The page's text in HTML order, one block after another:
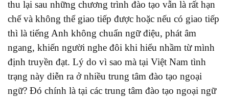
thu lại sau những chương trình đào tạo vẫn là rất hạn
chế và không thể giao tiếp được hoặc nếu có giao tiếp
thì là tiếng Anh không chuẩn ngữ điệu, phát âm
ngang, khiến người nghe đôi khi hiểu nhầm từ mình
định truyền đạt. Lý do vì sao mà tại Việt Nam tình
trạng này diễn ra ở nhiều trung tâm đào tạo ngoại
ngữ? Đó chính là tại các trung tâm đào tạo ngoại ngữ